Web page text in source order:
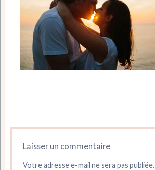
Laisser un commentaire
Votre adresse e-mail ne sera pas publiée.